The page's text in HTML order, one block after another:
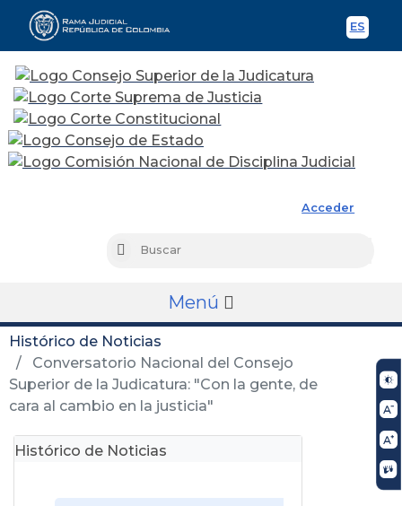
ES
Acceder
Buscar
Menú
Histórico de Noticias
Conversatorio Nacional del Consejo
Superior de la Judicatura: "Con la gente, de
cara al cambio en la justicia"
Histórico de Noticias